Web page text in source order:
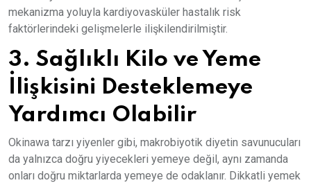
mekanizma yoluyla kardiyovasküler hastalık risk
faktörlerindeki gelişmelerle ilişkilendirilmiştir.
3. Sağlıklı Kilo ve Yeme
İlişkisini Desteklemeye
Yardımcı Olabilir
Okinawa tarzı yiyenler gibi, makrobiyotik diyetin savunucuları
da yalnızca doğru yiyecekleri yemeye değil, aynı zamanda
onları doğru miktarlarda yemeye de odaklanır. Dikkatli yemek